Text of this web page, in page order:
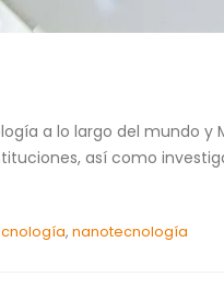
a lo largo del mundo y
así como
, nanotecnología